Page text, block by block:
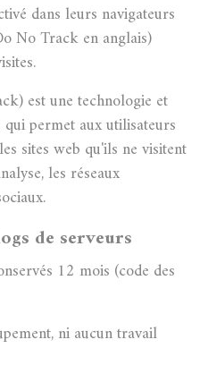
dans leurs navigateurs
No Track en anglais)
est une technologie et
permet aux utilisateurs
sites web qu'ils ne visitent
les réseaux
de serveurs
12 mois (code des
ni aucun travail